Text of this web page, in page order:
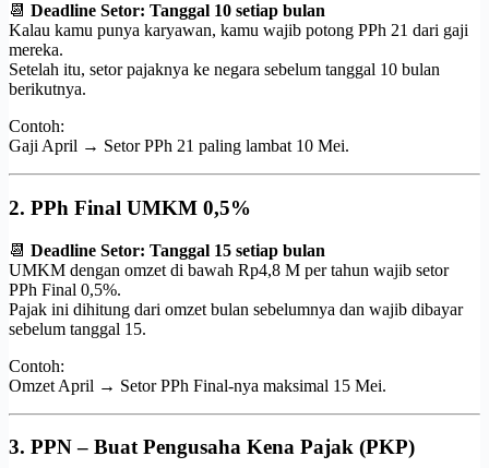
📆 Deadline Setor: Tanggal 10 setiap bulan
Kalau kamu punya karyawan, kamu wajib potong PPh 21 dari gaji
mereka.
Setelah itu, setor pajaknya ke negara sebelum tanggal 10 bulan
berikutnya.
Contoh:
Gaji April → Setor PPh 21 paling lambat 10 Mei.
2. PPh Final UMKM 0,5%
📆 Deadline Setor: Tanggal 15 setiap bulan
UMKM dengan omzet di bawah Rp4,8 M per tahun wajib setor
PPh Final 0,5%.
Pajak ini dihitung dari omzet bulan sebelumnya dan wajib dibayar
sebelum tanggal 15.
Contoh:
Omzet April → Setor PPh Final-nya maksimal 15 Mei.
3. PPN – Buat Pengusaha Kena Pajak (PKP)